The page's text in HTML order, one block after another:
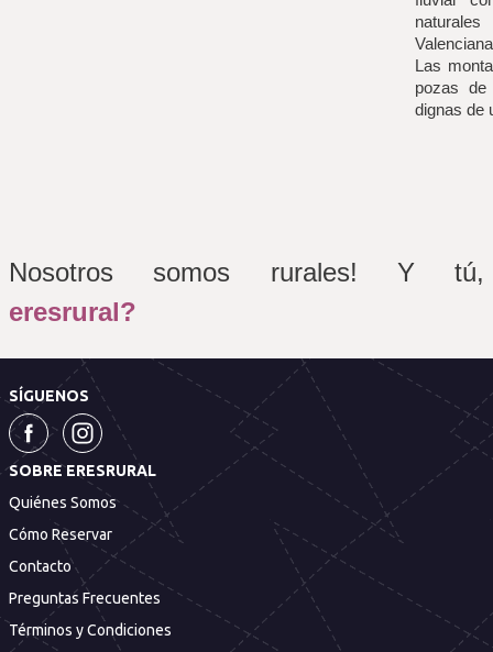
Las
pozas
dignas de
eresrural?
SÍGUENOS
SOBRE ERESRURAL
Quiénes Somos
Cómo Reservar
Contacto
Preguntas Frecuentes
Términos y Condiciones